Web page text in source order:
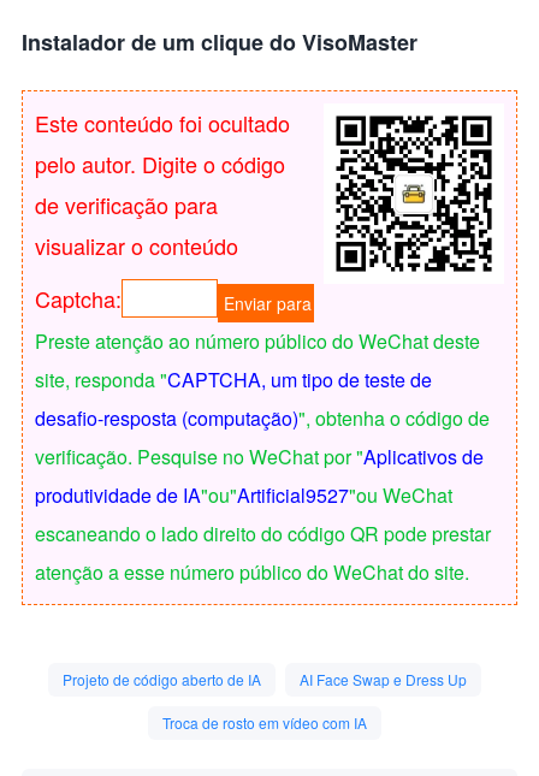
Instalador de um clique do VisoMaster
Este conteúdo foi ocultado
pelo autor. Digite o código
de verificação para
visualizar o conteúdo
Captcha:
Preste atenção ao número público do WeChat deste
site, responda "CAPTCHA, um tipo de teste de
desafio-resposta (computação)", obtenha o código de
verificação. Pesquise no WeChat por "Aplicativos de
produtividade de IA"ou"Artificial9527"ou WeChat
escaneando o lado direito do código QR pode prestar
atenção a esse número público do WeChat do site.
Projeto de código aberto de IA AI Face Swap e Dress Up
Troca de rosto em vídeo com IA